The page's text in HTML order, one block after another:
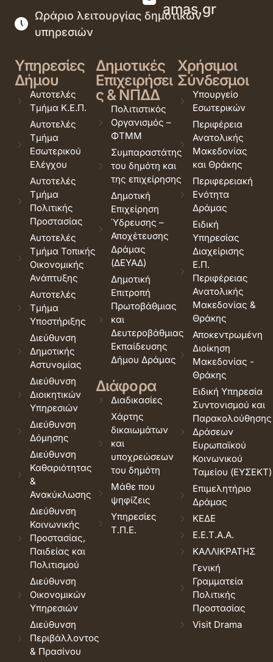
amas.gr
Ωράριο λειτουργίας δημοτικών
υπηρεσιών
Υπηρεσίες
Δήμου
Αυτοτελές
Τμήμα Κ.Ε.Π.
Αυτοτελές
Τμήμα
Εσωτερικού
Ελέγχου
Αυτοτελές
Τμήμα
Πολιτικής
Προστασίας
Αυτοτελές
Τμήμα Τοπικής
Οικονομικής
Ανάπτυξης
Αυτοτελές
Τμήμα
Υποστήριξης
Διεύθυνση
Δημοτικής
Αστυνομίας
Διεύθυνση
Διοικητικών
Υπηρεσιών
Διεύθυνση
Δόμησης
Διεύθυνση
Καθαριότητας
&
Ανακύκλωσης
Διεύθυνση
Κοινωνικής
Προστασίας,
Παιδείας και
Πολιτισμού
Διεύθυνση
Οικονομικών
Υπηρεσιών
Διεύθυνση
Περιβάλλοντος
& Πρασίνου
Δημοτικές
Επιχειρήσει
ς & ΝΠΔΔ
Πολιτιστικός
Οργανισμός –
ΦΤΜΜ
Συμπαραστάτης
του δημότη και
της επιχείρησης
Δημοτική
Επιχείρηση
Ύδρευσης –
Αποχέτευσης
Δράμας
(ΔΕΥΑΔ)
Δημοτική
Επιτροπή
Πρωτοβάθμιας
και
Δευτεροβάθμιας
Εκπαίδευσης
Δήμου Δράμας
Διάφορα
Διαδικασίες
Χάρτης
δικαιωμάτων
και
υποχρεώσεων
του δημότη
Μάθε που
ψηφίζεις
Υπηρεσίες
Τ.Π.Ε.
Χρήσιμοι
Σύνδεσμοι
Υπουργείο
Εσωτερικών
Περιφέρεια
Ανατολικής
Μακεδονίας
και Θράκης
Περιφερειακή
Ενότητα
Δράμας
Ειδική
Υπηρεσίας
Διαχείρισης
Ε.Π.
Περιφέρειας
Ανατολικής
Μακεδονίας &
Θράκης
Αποκεντρωμένη
Διοίκηση
Μακεδονίας -
Θράκης
Ειδική Υπηρεσία
Συντονισμού και
Παρακολούθησης
Δράσεων
Ευρωπαϊκού
Κοινωνικού
Ταμείου (ΕΥΣΕΚΤ)
Επιμελητήριο
Δράμας
ΚΕΔΕ
Ε.Ε.Τ.Α.Α.
ΚΑΛΛΙΚΡΑΤΗΣ
Γενική
Γραμματεία
Πολιτικής
Προστασίας
Visit Drama